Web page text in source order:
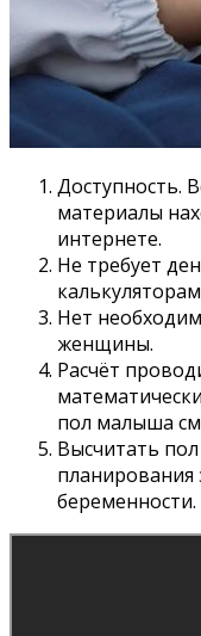
Доступность.
материалы
интернете.
Не требует
Нет
женщины.
Расчёт
пол малыша
Высчитать
планирования
беременности.